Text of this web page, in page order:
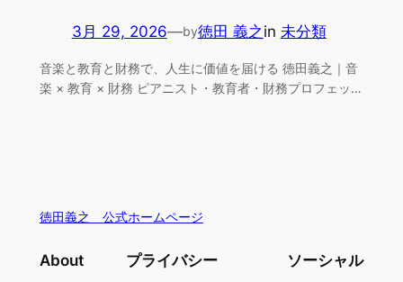
3月 29, 2026—by徳田 義之in 未分類
音楽と教育と財務で、人生に価値を届ける 徳田義之｜音
楽 × 教育 × 財務 ピアニスト・教育者・財務プロフェッ…
徳田義之 公式ホームページ
About プライバシー ソーシャル